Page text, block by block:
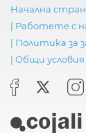
Начална
| Работете с
| Политика за
| Общи